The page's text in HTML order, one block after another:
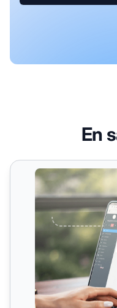
En
Fonctionnalité de